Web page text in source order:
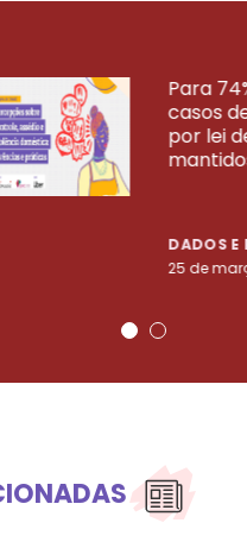
Para
casos
por lei
DADOS E
25 de
VEJA MAIS PESQUISAS